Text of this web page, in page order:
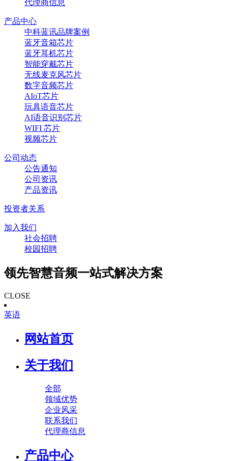
代理商信息
产品中心
中科蓝讯品牌案例
蓝牙音箱芯片
蓝牙耳机芯片
智能穿戴芯片
无线麦克风芯片
数字音频芯片
AIoT芯片
玩具语音芯片
AI语音识别芯片
WIFI 芯片
视频芯片
公司动态
公告通知
公司资讯
产品资讯
投资者关系
加入我们
社会招聘
校园招聘
领先智慧音频一站式解决方案
CLOSE
英语
网站首页
关于我们
全部
领域优势
企业风采
联系我们
代理商信息
产品中心